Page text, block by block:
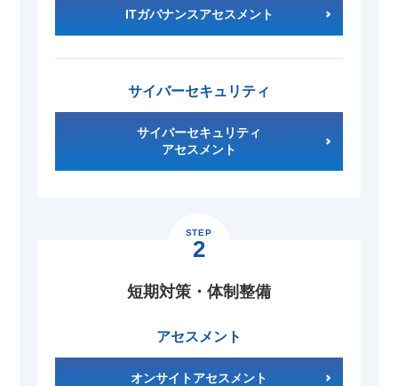
ITガバナンスアセスメント
サイバーセキュリティ
サイバーセキュリティ
アセスメント
STEP
2
短期対策・体制整備
アセスメント
オンサイトアセスメント